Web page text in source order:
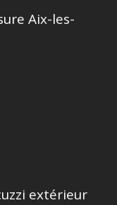
Aix-les-
extérieur